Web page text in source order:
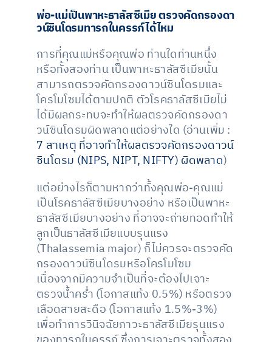
พ่อ-แม่เป็นพาหะธาลัสซีเมีย ตรวจคัดกรองดา
วน์ซินโดรมทารกในครรภ์ได้ไหม
การที่คุณแม่หรือคุณพ่อ ท่านใดท่านหนึ่ง
หรือทั้งสองท่าน เป็นพาหะธาลัสซีเมียนั้น
สามารถตรวจคัดกรองดาวน์ซินโดรมและ
โครโมโซมได้ตามปกติ ตัวโรคธาลัสซีเมียไม่
ได้มีผลกระทบจะทำให้ผลตรวจคัดกรองดา
วน์ซินโดรมผิดพลาดแต่อย่างใด (อ่านเพิ่ม :
7 สาเหตุ ที่อาจทำให้ผลตรวจคัดกรองดาวน์
ซินโดรม (NIPS, NIPT, NIFTY) ผิดพลาด)
แต่อย่างไรก็ตามหากว่าทั้งคุณพ่อ-คุณแม่
เป็นโรคธาลัสซีเมียบางอย่าง หรือเป็นพาหะ
ธาลัสซีเมียบางอย่าง ที่อาจจะถ่ายทอดทำให้
ลูกเป็นธาลัสซีเมียแบบรุนแรง
(Thalassemia major) ก็ไม่ควรจะตรวจคัด
กรองดาวน์ซินโดรมหรือโครโมโซม
เนื่องจากมีความจำเป็นที่จะต้องไปเจาะ
ตรวจน้ำคร่ำ (โอกาสแท้ง 0.5%) หรือตรวจ
เลือดสายสะดือ (โอกาสแท้ง 1.5%-3%)
เพื่อทำการวินิจฉัยภาวะธาลัสซีเมียรุนแรง